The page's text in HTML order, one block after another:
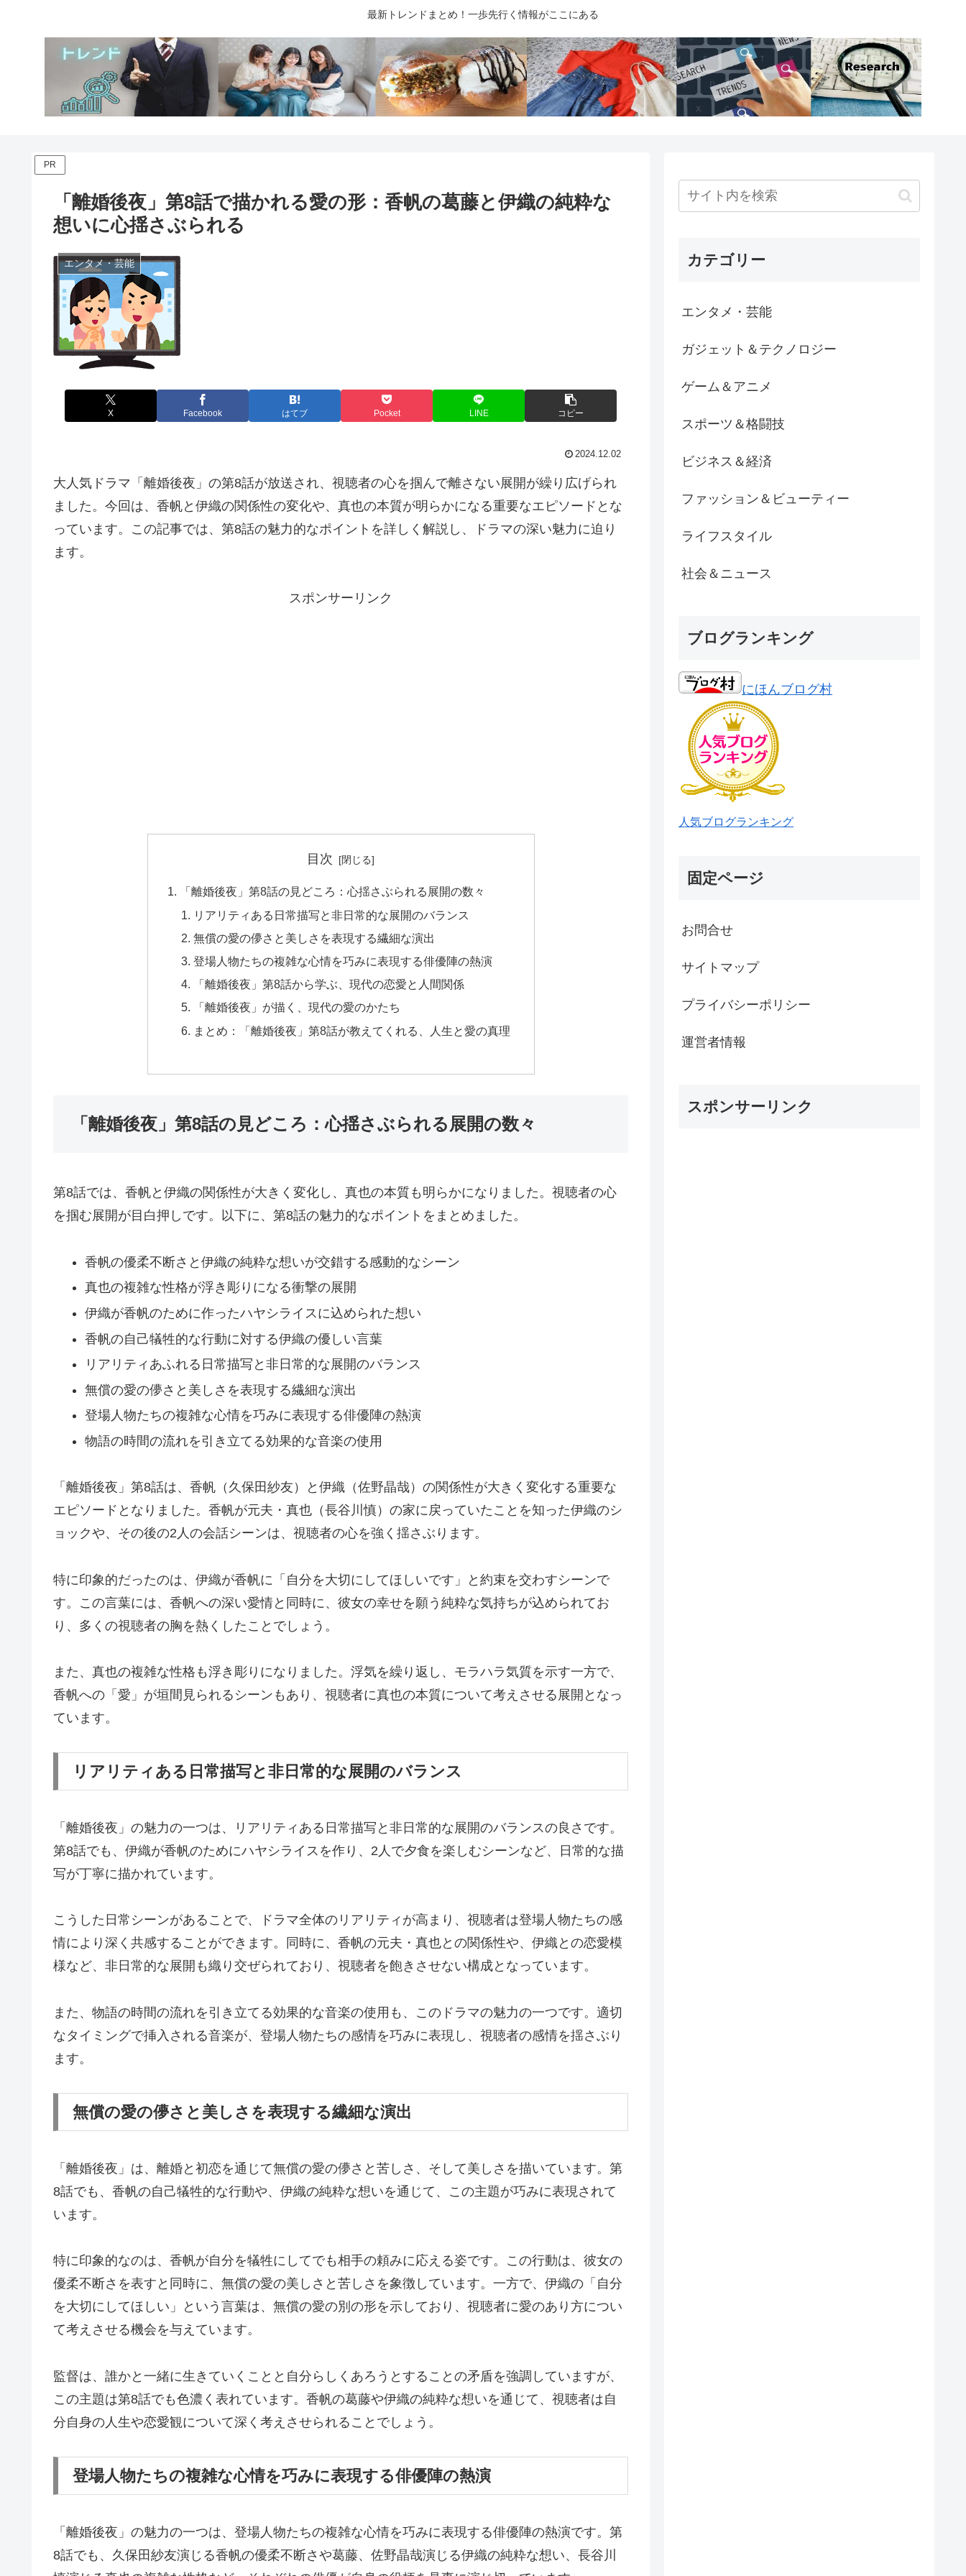
最新トレンドまとめ！一歩先行く情報がここにある
PR
「離婚後夜」第8話で描かれる愛の形：香帆の葛藤と伊織の純粋な
想いに心揺さぶられる
エンタメ・芸能
X Facebook はてブ Pocket LINE コピー
2024.12.02
大人気ドラマ「離婚後夜」の第8話が放送され、視聴者の心を掴んで離さない展開が繰り広げられ
ました。今回は、香帆と伊織の関係性の変化や、真也の本質が明らかになる重要なエピソードとな
っています。この記事では、第8話の魅力的なポイントを詳しく解説し、ドラマの深い魅力に迫り
ます。
スポンサーリンク
目次
「離婚後夜」第8話の見どころ：心揺さぶられる展開の数々
リアリティある日常描写と非日常的な展開のバランス
無償の愛の儚さと美しさを表現する繊細な演出
登場人物たちの複雑な心情を巧みに表現する俳優陣の熱演
「離婚後夜」第8話から学ぶ、現代の恋愛と人間関係
「離婚後夜」が描く、現代の愛のかたち
まとめ：「離婚後夜」第8話が教えてくれる、人生と愛の真理
「離婚後夜」第8話の見どころ：心揺さぶられる展開の数々
第8話では、香帆と伊織の関係性が大きく変化し、真也の本質も明らかになりました。視聴者の心
を掴む展開が目白押しです。以下に、第8話の魅力的なポイントをまとめました。
香帆の優柔不断さと伊織の純粋な想いが交錯する感動的なシーン
真也の複雑な性格が浮き彫りになる衝撃の展開
伊織が香帆のために作ったハヤシライスに込められた想い
香帆の自己犠牲的な行動に対する伊織の優しい言葉
リアリティあふれる日常描写と非日常的な展開のバランス
無償の愛の儚さと美しさを表現する繊細な演出
登場人物たちの複雑な心情を巧みに表現する俳優陣の熱演
物語の時間の流れを引き立てる効果的な音楽の使用
「離婚後夜」第8話は、香帆（久保田紗友）と伊織（佐野晶哉）の関係性が大きく変化する重要な
エピソードとなりました。香帆が元夫・真也（長谷川慎）の家に戻っていたことを知った伊織のシ
ョックや、その後の2人の会話シーンは、視聴者の心を強く揺さぶります。
特に印象的だったのは、伊織が香帆に「自分を大切にしてほしいです」と約束を交わすシーンで
す。この言葉には、香帆への深い愛情と同時に、彼女の幸せを願う純粋な気持ちが込められてお
り、多くの視聴者の胸を熱くしたことでしょう。
また、真也の複雑な性格も浮き彫りになりました。浮気を繰り返し、モラハラ気質を示す一方で、
香帆への「愛」が垣間見られるシーンもあり、視聴者に真也の本質について考えさせる展開となっ
ています。
リアリティある日常描写と非日常的な展開のバランス
「離婚後夜」の魅力の一つは、リアリティある日常描写と非日常的な展開のバランスの良さです。
第8話でも、伊織が香帆のためにハヤシライスを作り、2人で夕食を楽しむシーンなど、日常的な描
写が丁寧に描かれています。
こうした日常シーンがあることで、ドラマ全体のリアリティが高まり、視聴者は登場人物たちの感
情により深く共感することができます。同時に、香帆の元夫・真也との関係性や、伊織との恋愛模
様など、非日常的な展開も織り交ぜられており、視聴者を飽きさせない構成となっています。
また、物語の時間の流れを引き立てる効果的な音楽の使用も、このドラマの魅力の一つです。適切
なタイミングで挿入される音楽が、登場人物たちの感情を巧みに表現し、視聴者の感情を揺さぶり
ます。
無償の愛の儚さと美しさを表現する繊細な演出
「離婚後夜」は、離婚と初恋を通じて無償の愛の儚さと苦しさ、そして美しさを描いています。第
8話でも、香帆の自己犠牲的な行動や、伊織の純粋な想いを通じて、この主題が巧みに表現されて
います。
特に印象的なのは、香帆が自分を犠牲にしてでも相手の頼みに応える姿です。この行動は、彼女の
優柔不断さを表すと同時に、無償の愛の美しさと苦しさを象徴しています。一方で、伊織の「自分
を大切にしてほしい」という言葉は、無償の愛の別の形を示しており、視聴者に愛のあり方につい
て考えさせる機会を与えています。
監督は、誰かと一緒に生きていくことと自分らしくあろうとすることの矛盾を強調していますが、
この主題は第8話でも色濃く表れています。香帆の葛藤や伊織の純粋な想いを通じて、視聴者は自
分自身の人生や恋愛観について深く考えさせられることでしょう。
登場人物たちの複雑な心情を巧みに表現する俳優陣の熱演
「離婚後夜」の魅力の一つは、登場人物たちの複雑な心情を巧みに表現する俳優陣の熱演です。第
8話でも、久保田紗友演じる香帆の優柔不断さや葛藤、佐野晶哉演じる伊織の純粋な想い、長谷川
カテゴリー
エンタメ・芸能
ガジェット＆テクノロジー
ゲーム＆アニメ
スポーツ＆格闘技
ビジネス＆経済
ファッション＆ビューティー
ライフスタイル
社会＆ニュース
ブログランキング
にほんブログ村
人気ブログランキング
固定ページ
お問合せ
サイトマップ
プライバシーポリシー
運営者情報
スポンサーリンク